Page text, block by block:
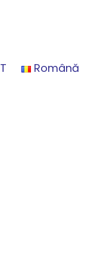
Română